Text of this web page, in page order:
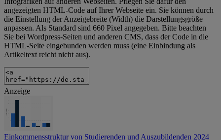
angezeigten HTML-Code auf Ihrer Webseite ein. Sie können durch
die Einstellung der Anzeigebreite (Width) die Darstellungsgröße
anpassen. Als Standard sind 660 Pixel angegeben. Bitte beachten
Sie bei Wordpress-Seiten und anderen CMS, dass der Code in die
HTML-Seite eingebunden werden muss (eine Einbindung als
Artikeltext reicht nicht aus).
Anzeige
Einkommensstruktur von Studierenden und Auszubildenden 2024